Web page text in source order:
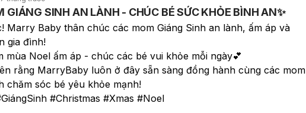
GIÁNG SINH AN LÀNH - CHÚC BÉ SỨC KHỎE BÌNH AN✨
Marry Baby thân chúc các mom Giáng Sinh an lành, ấm áp và
gia đình!
mùa Noel ấm áp - chúc các bé vui khỏe mỗi ngày💕
rằng MarryBaby luôn ở đây sẵn sàng đồng hành cùng các mom
chăm sóc bé yêu khỏe mạnh!
#Christmas #Xmas #Noel